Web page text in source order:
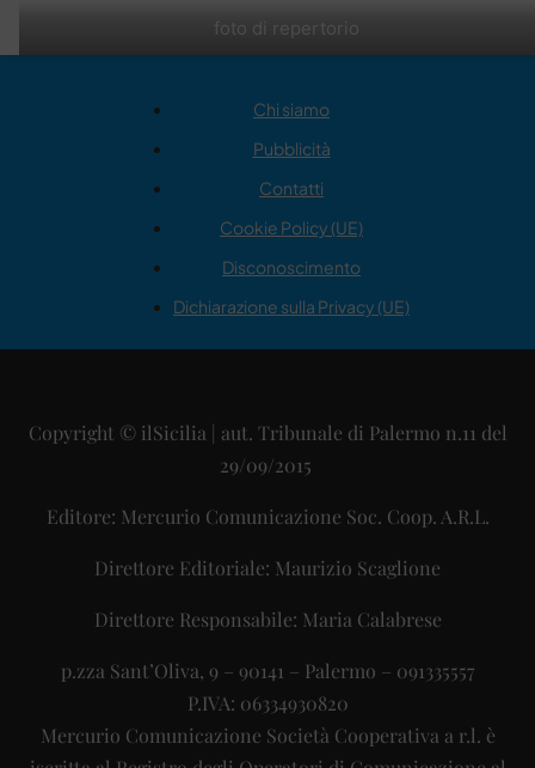
foto di repertorio
Chi siamo
Pubblicità
Contatti
Cookie Policy (UE)
Disconoscimento
Dichiarazione sulla Privacy (UE)
Copyright © ilSicilia | aut. Tribunale di Palermo n.11 del
29/09/2015
Editore: Mercurio Comunicazione Soc. Coop. A.R.L.
Direttore Editoriale: Maurizio Scaglione
Direttore Responsabile: Maria Calabrese
p.zza Sant’Oliva, 9 – 90141 – Palermo – 091335557
P.IVA: 06334930820
Mercurio Comunicazione Società Cooperativa a r.l. è